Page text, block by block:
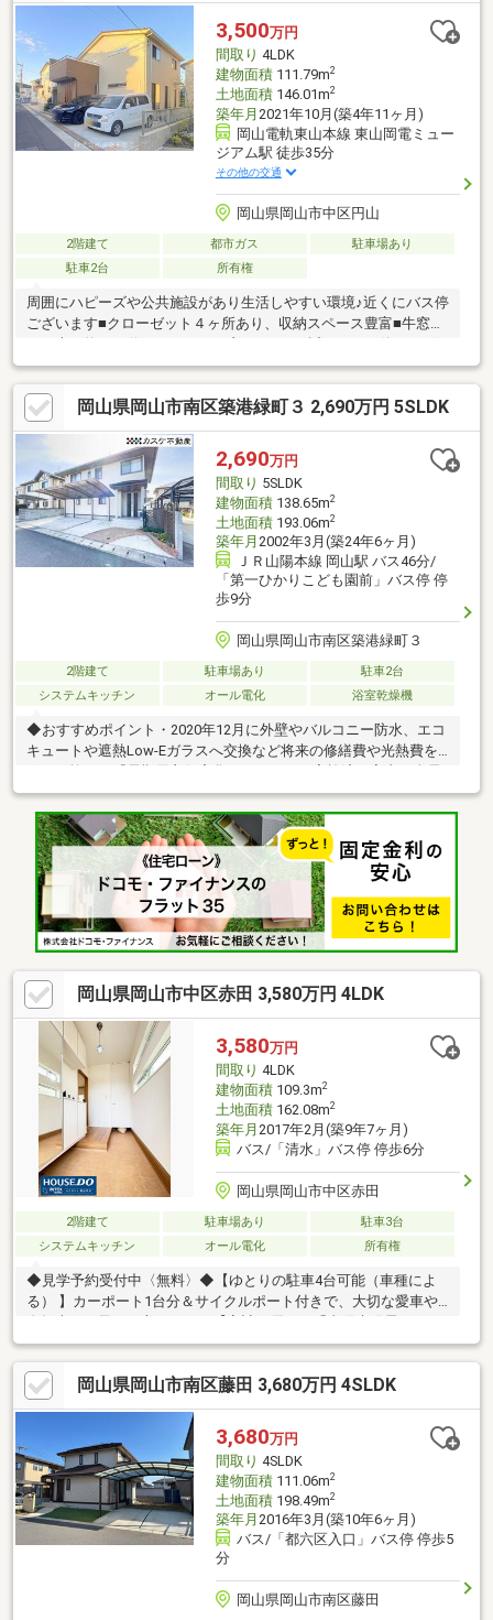
購入・買い替え・購入+リノベーションなど、お気軽にご相談く
ださい！お問い合わせは【086-250-9005】または資料請求・来場
予約ボタンから。
3,500万円
間取り 4LDK
建物面積111.79m2
土地面積146.01m2
築年月 2021年10月(築4年11ヶ月)
岡山電軌東山本線 東山岡電ミュー
ジアム駅 徒歩35分
その他の交通
岡山県岡山市中区円山
2階建て 都市ガス
駐車場あり
駐車2台
所有権
周囲にハピーズや公共施設があり生活しやすい環境♪近くにバス停
ございます■クローゼット４ヶ所あり、収納スペース豊富■牛窓線
います * *☆* *☆* *☆* *☆* *☆* *当社は不動産の購
入からリノベーションまでワンストップでサポートいたします。
お問い合わせは【086-250-9005】または資料請求・来場予約ボタ
ンから。予約カレンダー上で予約が出来ない日程に関しまして
も、お問い合わせいただけますとご対応可能な事がございますの
で一度お問い合わせください。* *☆* *☆* *☆* *☆* *
岡山県岡山市南区築港緑町３ 2,690万円 5SLDK
2,690万円
間取り 5SLDK
建物面積138.65m2
土地面積193.06m2
築年月 2002年3月(築24年6ヶ月)
ＪＲ山陽本線 岡山駅 バス46分/
「第一ひかりこども園前」バス停 停
歩9分
岡山県岡山市南区築港緑町３
2階建て 駐車場あり
駐車2台
システムキッチン
オール電化 浴室乾燥機
◆おすすめポイント・2020年12月に外壁やバルコニー防水、エコ
キュートや遮熱Low-Eガラスへ交換など将来の修繕費や光熱費を
室6帖以上の5LDK。WICや1階の納戸など荷物が多いご家族も大満
足の収納力◎キッチンは使い勝手の良い引出し式を採用・前面道
路は行き止まりの為車の通り抜けがなく小さなお子様がいる家庭
も安心の落ち着いた環境・天満屋ハピータウン岡南店、TOHOシ
ネマズ岡南まで徒歩15分、岡山支線バス（妹尾・岡南線）の「築
港緑町三丁目」バス停まで徒歩3分、毎日の暮らしが充実する立地
管理店岡山店≫0120-677-588
岡山県岡山市中区赤田 3,580万円 4LDK
3,580万円
間取り 4LDK
建物面積109.3m2
土地面積162.08m2
築年月 2017年2月(築9年7ヶ月)
バス/「清水」バス停 停歩6分
岡山県岡山市中区赤田
2階建て 駐車場あり
駐車3台
システムキッチン
オール電化 所有権
◆見学予約受付中〈無料〉◆【ゆとりの駐車4台可能（車種によ
る） 】カーポート1台分＆サイクルポート付きで、大切な愛車や
自転車を雨風から守ります。【家計に優しい「太陽光発電×オール
電化」】高性能なヘルシーホーム施工で、住んでからの光熱費を
賢く抑えられる経済的な住まい。【家族みんなが片付け上手にな
れる家】 4LDKのゆったり間取りに、お洋服や季節モノがすっき
り収まるウォークインクローゼットを完備。まずは実際の広さ
と、心地よい室内を体感してみませんか？お気軽に見学予約をお
待ちしております！Free【0800-200-2244】
岡山県岡山市南区藤田 3,680万円 4SLDK
3,680万円
間取り 4SLDK
建物面積111.06m2
土地面積198.49m2
築年月 2016年3月(築10年6ヶ月)
バス/「都六区入口」バス停 停歩5
分
岡山県岡山市南区藤田